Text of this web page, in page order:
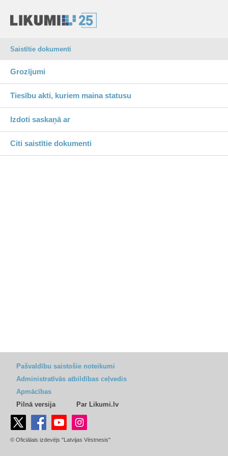
Saistītie dokumenti
Grozījumi
Tiesību akti, kuriem maina statusu
Izdoti saskaņā ar
Citi saistītie dokumenti
Pašvaldību saistošie noteikumi
Administratīvās atbildības ceļvedis
Apmācības
Pilnā versija
Par Likumi.lv
© Oficiālais izdevējs "Latvijas Vēstnesis"